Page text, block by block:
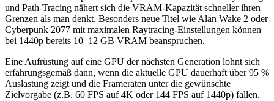
und Path-Tracing nähert sich die VRAM-Kapazität schneller ihren
Grenzen als man denkt. Besonders neue Titel wie Alan Wake 2 oder
Cyberpunk 2077 mit maximalen Raytracing-Einstellungen können
bei 1440p bereits 10–12 GB VRAM beanspruchen.
Eine Aufrüstung auf eine GPU der nächsten Generation lohnt sich
erfahrungsgemäß dann, wenn die aktuelle GPU dauerhaft über 95 %
Auslastung zeigt und die Frameraten unter die gewünschte
Zielvorgabe (z.B. 60 FPS auf 4K oder 144 FPS auf 1440p) fallen.